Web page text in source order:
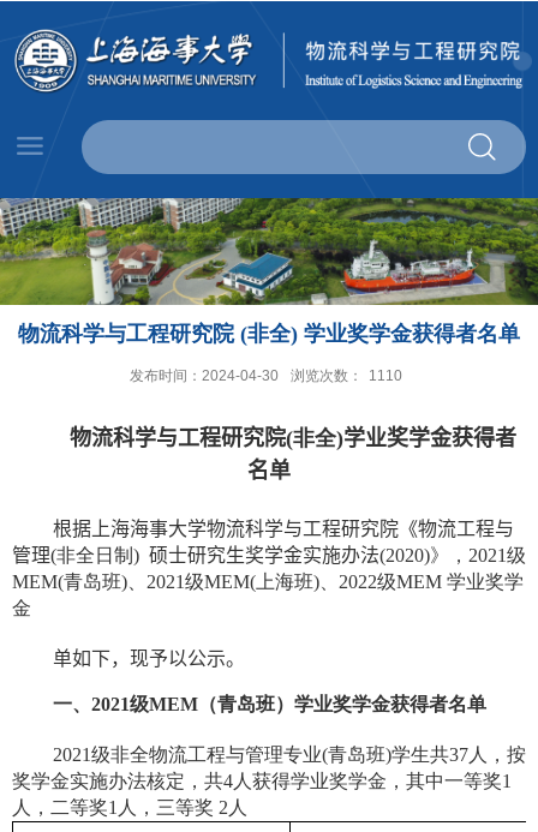
物流科学与工程研究院 (非全) 学业奖学金获得者名单
发布时间：2024-04-30 浏览次数： 1110
物流科学与工程研究院(非全)学业奖学金获得者
名单
根据上海海事大学物流科学与工程研究院《物流工程与
管理(非全日制 ) 硕士研究生奖学金实施办法(2020)》， 2021级
MEM(青岛班) 2021级MEM( 上海班) 2022级MEM 学业奖学
金
单如下，现予以公示。
一、 2021级MEM（青岛班）学业奖学金获得者名单
2021级非全物流工程与管理专业(青岛班)学生共37人，按
奖学金实施办法核定，共4 人获得学业奖学金，其中一等奖1
人，二等奖1 人，三等奖 2 人